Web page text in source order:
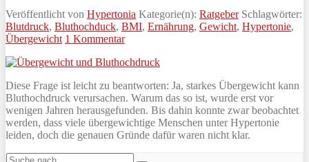
Veröffentlicht von Hypertonia Kategorie(n): RatgeberSchlagwörter:
Blutdruck, Bluthochduck, BMI, Ernährung, Gewicht, Hypertonie,
Übergewicht 1 Kommentar
Diese Frage ist leicht zu beantworten: Ja, starkes Übergewicht kann
Bluthochdruck verursachen. Warum das so ist, wurde erst vor
wenigen Jahren herausgefunden. Bis dahin konnte zwar beobachtet
werden, dass viele übergewichtige Menschen unter Hypertonie
leiden, doch die genauen Gründe dafür waren nicht klar.